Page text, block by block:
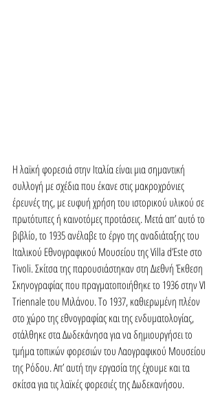
Η λαϊκή φορεσιά στην Ιταλία είναι μια σημαντική
συλλογή με σχέδια που έκανε στις μακροχρόνιες
έρευνές της, με ευφυή χρήση του ιστορικού υλικού σε
πρωτότυπες ή καινοτόμες προτάσεις. Μετά απ’ αυτό το
βιβλίο, το 1935 ανέλαβε το έργο της αναδιάταξης του
Ιταλικού Εθνογραφικού Μουσείου της Villa d’Este στο
Tivoli. Σκίτσα της παρουσιάστηκαν στη Διεθνή Έκθεση
Σκηνογραφίας που πραγματοποιήθηκε το 1936 στην VI
Triennale του Μιλάνου. Το 1937, καθιερωμένη πλέον
στο χώρο της εθνογραφίας και της ενδυματολογίας,
στάλθηκε στα Δωδεκάνησα για να δημιουργήσει το
τμήμα τοπικών φορεσιών του Λαογραφικού Μουσείου
της Ρόδου. Απ’ αυτή την εργασία της έχουμε και τα
σκίτσα για τις λαϊκές φορεσιές της Δωδεκανήσου.